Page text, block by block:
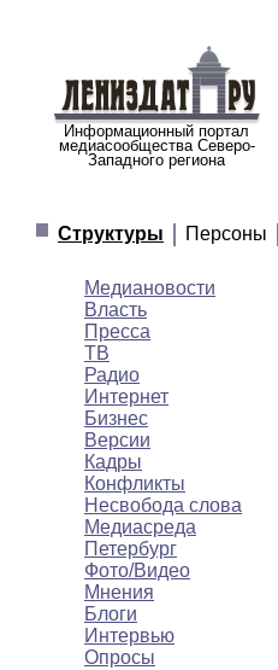
Информационный портал
медиасообщества Северо-
Западного региона
Структуры
Персоны
Медиановости
Власть
Пресса
ТВ
Радио
Интернет
Бизнес
Версии
Кадры
Конфликты
Несвобода слова
Медиасреда
Петербург
Фото/Видео
Мнения
Блоги
Интервью
Опросы